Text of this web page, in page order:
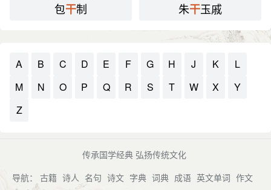
包干制 朱干玉戚
A B C D E F G H J K
L
M
N O P Q R S T W X
Y
Z
传承国学经典 弘扬传统文化
导航： 古籍 诗人 名句 诗文 字典 词典 成语 英文单词 作文